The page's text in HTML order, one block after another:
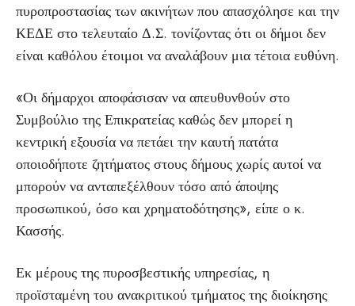
πυροπροστασίας των ακινήτων που απασχόλησε και την
ΚΕΔΕ στο τελευταίο Δ.Σ. τονίζοντας ότι οι δήμοι δεν
είναι καθόλου έτοιμοι να αναλάβουν μια τέτοια ευθύνη.
«Οι δήμαρχοι αποφάσισαν να απευθυνθούν στο
Συμβούλιο της Επικρατείας καθώς δεν μπορεί η
κεντρική εξουσία να πετάει την καυτή πατάτα
οποιοδήποτε ζητήματος στους δήμους χωρίς αυτοί να
μπορούν να ανταπεξέλθουν τόσο από άποψης
προσωπικού, όσο και χρηματοδότησης», είπε ο κ.
Κασσής.
Εκ μέρους της πυροσβεστικής υπηρεσίας, η
προϊσταμένη του ανακριτικού τμήματος της διοίκησης